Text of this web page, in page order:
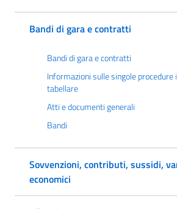
Bandi di gara e contratti
Bandi di gara e contratti
Informazioni sulle singole
tabellare
Atti e documenti generali
Bandi
Sovvenzioni, contributi, sussidi,
economici